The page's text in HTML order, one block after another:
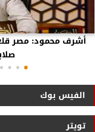
أشرف محمود: مصر
الفيس بوك
تويتر